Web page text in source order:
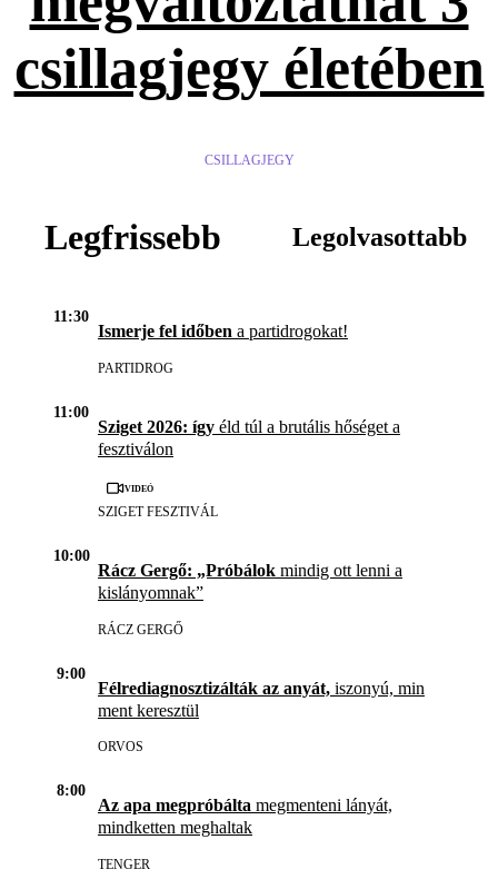
csillagjegy életében
CSILLAGJEGY
Legfrissebb Legolvasottabb
11:30
Ismerje fel időben a partidrogokat!
PARTIDROG
11:00
Sziget 2026: így éld túl a brutális hőséget a
fesztiválon
Videó
SZIGET FESZTIVÁL
10:00
Rácz Gergő: „Próbálok mindig ott lenni a
kislányomnak”
RÁCZ GERGŐ
9:00
Félrediagnosztizálták az anyát, iszonyú, min
ment keresztül
ORVOS
8:00
Az apa megpróbálta megmenteni lányát,
mindketten meghaltak
TENGER